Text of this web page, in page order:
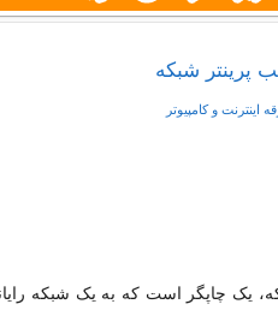
پرینتر شبکه
اينترنت و كامپيوتر
یک چاپگر است که به یک شبکه